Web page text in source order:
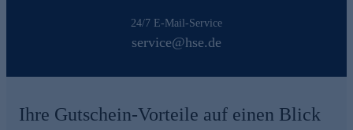
24/7 E-Mail-Service
service@hse.de
Ihre Gutschein-Vorteile auf einen Blick